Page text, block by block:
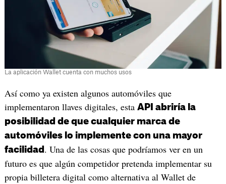
La aplicación Wallet cuenta con muchos usos
Así como ya existen algunos automóviles que
implementaron llaves digitales, esta API abriría la
posibilidad de que cualquier marca de
automóviles lo implemente con una mayor
facilidad . Una de las cosas que podríamos ver en un
futuro es que algún competidor pretenda implementar su
propia billetera digital como alternativa al Wallet de